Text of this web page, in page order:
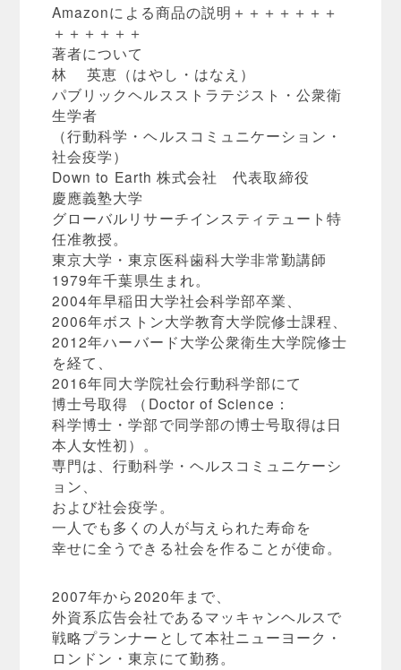
Amazonによる商品の説明＋＋＋＋＋＋＋
＋＋＋＋＋＋
著者について
林 英恵（はやし・はなえ）
パブリックヘルスストラテジスト・公衆衛
生学者
（行動科学・ヘルスコミュニケーション・
社会疫学）
Down to Earth 株式会社 代表取締役
慶應義塾大学
グローバルリサーチインスティテュート特
任准教授。
東京大学・東京医科歯科大学非常勤講師
1979年千葉県生まれ。
2004年早稲田大学社会科学部卒業、
2006年ボストン大学教育大学院修士課程、
2012年ハーバード大学公衆衛生大学院修士
を経て、
2016年同大学院社会行動科学部にて
博士号取得 （Doctor of Science：
科学博士・学部で同学部の博士号取得は日
本人女性初）。
専門は、行動科学・ヘルスコミュニケーシ
ョン、
および社会疫学。
一人でも多くの人が与えられた寿命を
幸せに全うできる社会を作ることが使命。
2007年から2020年まで、
外資系広告会社であるマッキャンヘルスで
戦略プランナーとして本社ニューヨーク・
ロンドン・東京にて勤務。